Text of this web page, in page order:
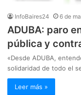
InfoBaires24 6 de
ADUBA: paro
pública y
«Desde ADUBA,
solidaridad de todo el
Leer más »